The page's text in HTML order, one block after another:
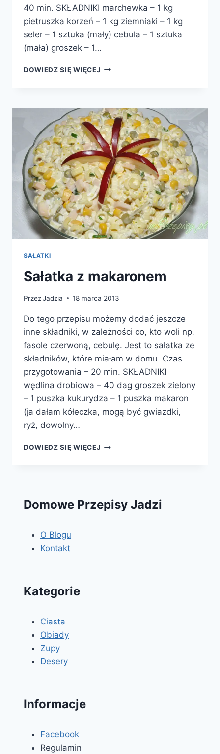
40 min. SKŁADNIKI marchewka – 1 kg
pietruszka korzeń – 1 kg ziemniaki – 1 kg
seler – 1 sztuka (mały) cebula – 1 sztuka
(mała) groszek – 1…
DOWIEDZ SIĘ WIĘCEJ SAŁATA
SAŁATKI
Sałatka z makaronem
PrzezJadzia 18 marca 2013
Do tego przepisu możemy dodać jeszcze
inne składniki, w zależności co, kto woli np.
fasole czerwoną, cebulę. Jest to sałatka ze
składników, które miałam w domu. Czas
przygotowania – 20 min. SKŁADNIKI
wędlina drobiowa – 40 dag groszek zielony
– 1 puszka kukurydza – 1 puszka makaron
(ja dałam kółeczka, mogą być gwiazdki,
ryż, dowolny…
DOWIEDZ SIĘ WIĘCEJ SAŁATKA
Domowe Przepisy Jadzi
O Blogu
Kontakt
Kategorie
Ciasta
Obiady
Zupy
Desery
Informacje
Facebook
Regulamin